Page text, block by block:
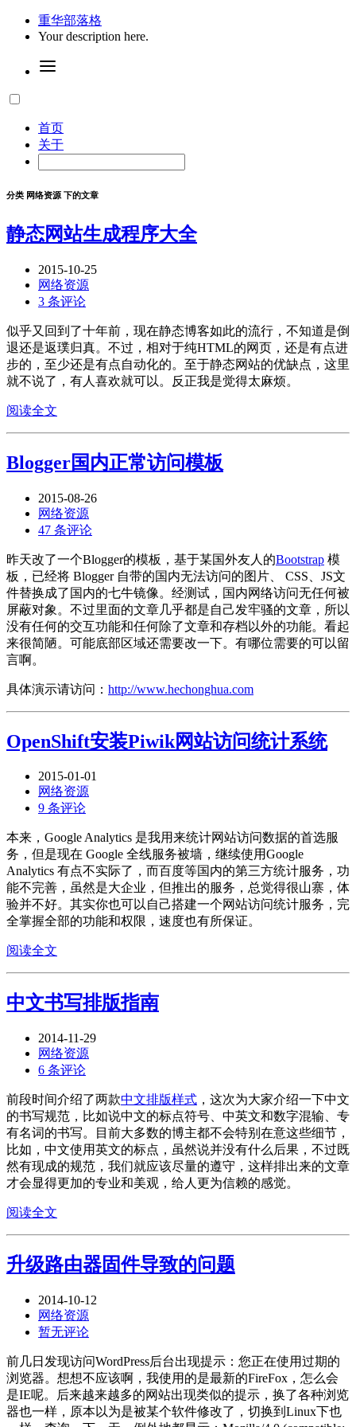
重华部落格
Your description here.
首页
关于
分类 网络资源 下的文章
静态网站生成程序大全
2015-10-25
网络资源
3 条评论
似乎又回到了十年前，现在静态博客如此的流行，不知道是倒
退还是返璞归真。不过，相对于纯HTML的网页，还是有点进
步的，至少还是有点自动化的。至于静态网站的优缺点，这里
就不说了，有人喜欢就可以。反正我是觉得太麻烦。
阅读全文
Blogger国内正常访问模板
2015-08-26
网络资源
47 条评论
昨天改了一个Blogger的模板，基于某国外友人的Bootstrap 模
板，已经将 Blogger 自带的国内无法访问的图片、 CSS、JS文
件替换成了国内的七牛镜像。经测试，国内网络访问无任何被
屏蔽对象。不过里面的文章几乎都是自己发牢骚的文章，所以
没有任何的交互功能和任何除了文章和存档以外的功能。看起
来很简陋。可能底部区域还需要改一下。有哪位需要的可以留
言啊。
具体演示请访问： http://www.hechonghua.com
OpenShift安装Piwik网站访问统计系统
2015-01-01
网络资源
9 条评论
本来，Google Analytics 是我用来统计网站访问数据的首选服
务，但是现在 Google 全线服务被墙，继续使用Google
Analytics 有点不实际了，而百度等国内的第三方统计服务，功
能不完善，虽然是大企业，但推出的服务，总觉得很山寨，体
验并不好。其实你也可以自己搭建一个网站访问统计服务，完
全掌握全部的功能和权限，速度也有所保证。
阅读全文
中文书写排版指南
2014-11-29
网络资源
6 条评论
前段时间介绍了两款中文排版样式 ，这次为大家介绍一下中文
的书写规范，比如说中文的标点符号、中英文和数字混输、专
有名词的书写。目前大多数的博主都不会特别在意这些细节，
比如，中文使用英文的标点，虽然说并没有什么后果，不过既
然有现成的规范，我们就应该尽量的遵守，这样排出来的文章
才会显得更加的专业和美观，给人更为信赖的感觉。
阅读全文
升级路由器固件导致的问题
2014-10-12
网络资源
暂无评论
前几日发现访问WordPress后台出现提示：您正在使用过期的
浏览器。想想不应该啊，我使用的是最新的FireFox，怎么会
是IE呢。后来越来越多的网站出现类似的提示，换了各种浏览
器也一样，原本以为是被某个软件修改了，切换到Linux下也